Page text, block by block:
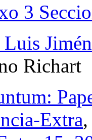
3
Luis
Richart
Extra,